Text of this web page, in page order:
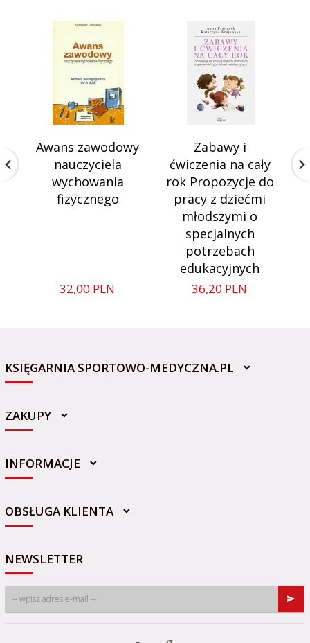
Awans zawodowy
nauczyciela
wychowania
fizycznego
32,00 PLN
Zabawy i
ćwiczenia na cały
rok Propozycje do
pracy z dziećmi
młodszymi o
specjalnych
potrzebach
edukacyjnych
36,20 PLN
KSIĘGARNIA SPORTOWO-MEDYCZNA.PL
sklep@sportowo-medyczna.pl
ZAKUPY
INFORMACJE
OBSŁUGA KLIENTA
NEWSLETTER